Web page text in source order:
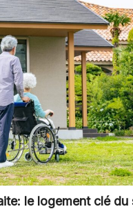
le logement clé du